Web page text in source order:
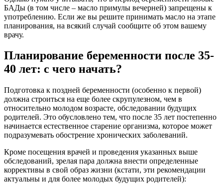
БАДы (в том числе – масло примулы вечерней) запрещены к
употреблению. Если же вы решите принимать масло на этапе
планирования, на всякий случай сообщите об этом вашему
врачу.
Планирование беременности после 35-
40 лет: с чего начать?
Подготовка к поздней беременности (особенно к первой)
должна строиться на еще более скрупулезном, чем в
относительно молодом возрасте, обследовании будущих
родителей. Это обусловлено тем, что после 35 лет постепенно
начинается естественное старение организма, которое может
подразумевать обострение хронических заболеваний.
Кроме посещения врачей и проведения указанных выше
обследований, зрелая пара должна внести определенные
коррективы в свой образ жизни (кстати, эти рекомендации
актуальны и для более молодых будущих родителей):